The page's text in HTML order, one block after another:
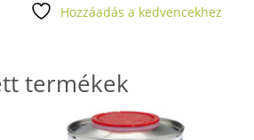
Hozzáadás a kedvencekhez
termékek